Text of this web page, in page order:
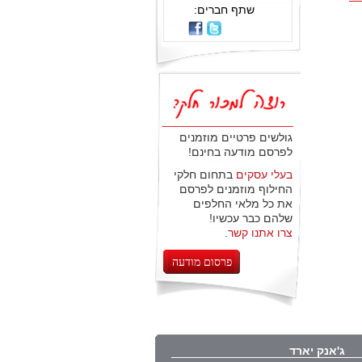
שתף חברים:
גולשים פרטיים מוזמנים
לפרסם מודעה בחינם!
בעלי עסקים בתחום חלקי
החילוף מוזמנים לפרסם
את כל מלאי החלפים
שלהם כבר עכשיו!
צרו אתנו קשר
פרסום מודעה
ג'אנק יארד